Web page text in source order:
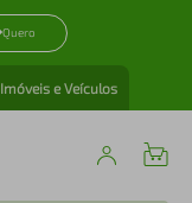
Quero
Imóveis e Veículos